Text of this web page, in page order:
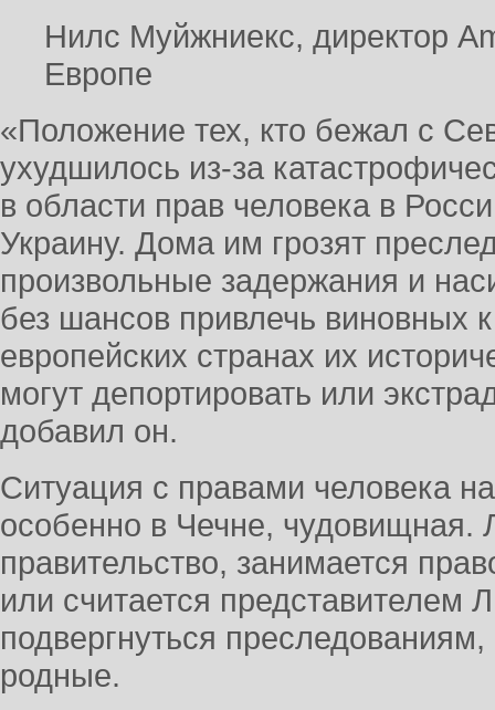
Нилс Муйжниекс, директор
Европе
«Положение тех, кто бежал с
ухудшилось из-за
в области прав человека в
Украину. Дома им грозят
произвольные задержания и
без шансов привлечь виновных
европейских странах их
могут депортировать или
добавил он.
Ситуация с правами человека
особенно в Чечне, чудовищная.
правительство, занимается
или считается
подвергнуться
родные.